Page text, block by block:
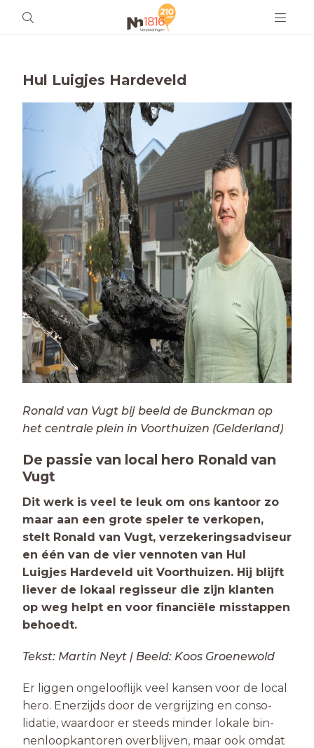
Hul Luigjes Hardeveld
Ronald van Vugt bij beeld de Bunckman op
het centrale plein in Voorthuizen (Gelderland)
De passie van local hero Ronald van
Vugt
Dit werk is veel te leuk om ons kantoor zo
maar aan een grote speler te verkopen,
stelt Ronald van Vugt, verzekeringsadvi­seur
en één van de vier vennoten van Hul
Luigjes Hardeveld uit Voorthuizen. Hij blijft
liever de lokaal regisseur die zijn klan­ten
op weg helpt en voor financiële misstappen
behoedt.
Tekst: Martin Neyt | Beeld: Koos Groenewold
Er liggen ongelooflijk veel kansen voor de local
hero. Enerzijds door de vergrijzing en conso­
lidatie, waardoor er steeds minder lokale bin­
nenloopkantoren overblijven, maar ook omdat